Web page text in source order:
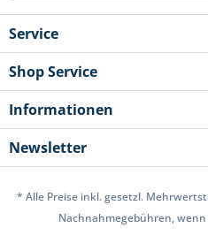
Service
Shop Service
Informationen
Newsletter
* Alle Preise inkl. gesetzl.
Nachnahmegebühren,